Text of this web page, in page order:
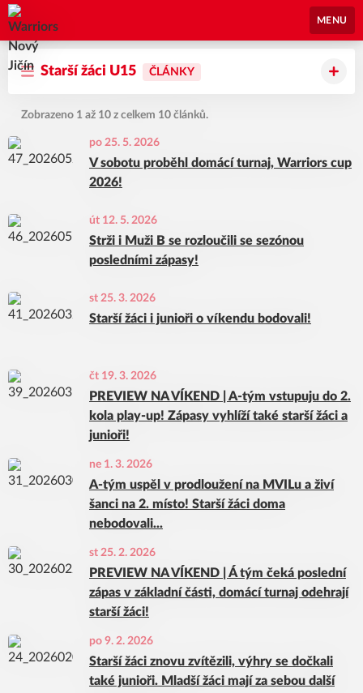
Warriors Nový Jičín
MENU
Starší žáci U15 ČLÁNKY
Zobrazeno 1 až 10 z celkem 10 článků.
po 25. 5. 2026
V sobotu proběhl domácí turnaj, Warriors cup
2026!
út 12. 5. 2026
Strži i Muži B se rozloučili se sezónou
posledními zápasy!
st 25. 3. 2026
Starší žáci i junioři o víkendu bodovali!
čt 19. 3. 2026
PREVIEW NA VÍKEND | A-tým vstupuju do 2.
kola play-up! Zápasy vyhlíží také starší žáci a
junioři!
ne 1. 3. 2026
A-tým uspěl v prodloužení na MVILu a živí
šanci na 2. místo! Starší žáci doma
nebodovali...
st 25. 2. 2026
PREVIEW NA VÍKEND | Á tým čeká poslední
zápas v základní části, domácí turnaj odehrají
starší žáci!
po 9. 2. 2026
Starší žáci znovu zvítězili, výhry se dočkali
také junioři. Mladší žáci mají za sebou další